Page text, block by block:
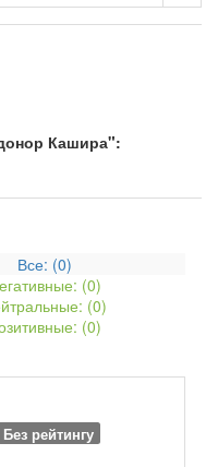
седан
(2194)
Кашира":
Все: (0)
(0)
(0)
(0)
Без рейтингу